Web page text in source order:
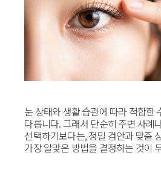
눈 상태와 생활 습관에 따라 적합한
다릅니다. 그래서 단순히 주변 사례
선택하기보다는, 정밀 검안과 맞춤
가장 알맞은 방법을 결정하는 것이